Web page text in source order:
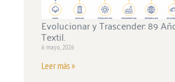
Evolucionar y Trascender: 89
Textil.
6 mayo, 2026
Leer más »